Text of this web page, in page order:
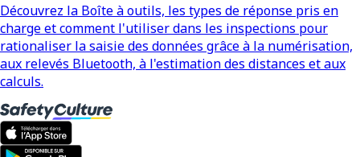
Découvrez la Boîte à outils, les types de réponse pris en
charge et comment l'utiliser dans les inspections pour
rationaliser la saisie des données grâce à la numérisation,
aux relevés Bluetooth, à l'estimation des distances et aux
calculs.